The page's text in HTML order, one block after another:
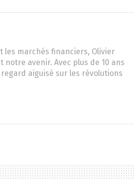
les marchés financiers, Olivier
avenir. Avec plus de 10 ans
aiguisé sur les révolutions